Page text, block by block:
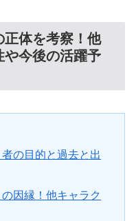
正体を考察！他
や今後の活躍予
の目的と過去と出
因縁！他キャラク